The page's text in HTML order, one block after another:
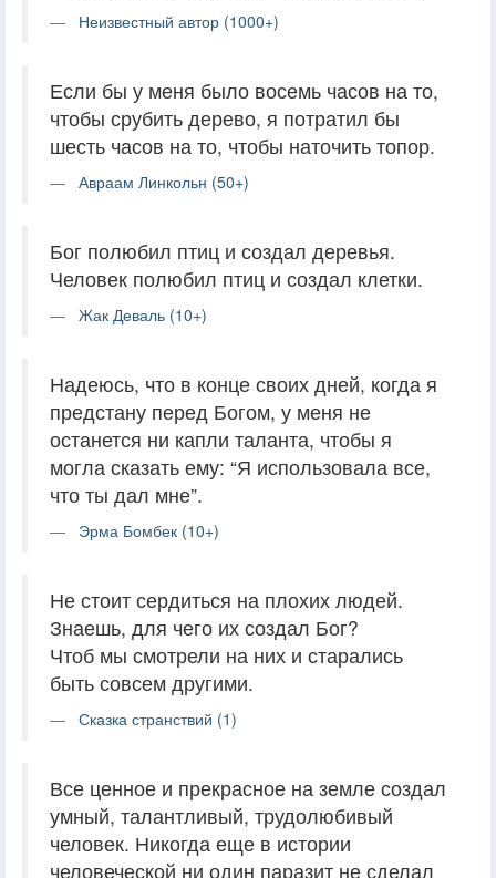
Неизвестный автор (1000+)
Если бы у меня было восемь часов на то,
чтобы срубить дерево, я потратил бы
шесть часов на то, чтобы наточить топор.
Авраам Линкольн (50+)
Бог полюбил птиц и создал деревья.
Человек полюбил птиц и создал клетки.
Жак Деваль (10+)
Надеюсь, что в конце своих дней, когда я
предстану перед Богом, у меня не
останется ни капли таланта, чтобы я
могла сказать ему: “Я использовала все,
что ты дал мне”.
Эрма Бомбек (10+)
Не стоит сердиться на плохих людей.
Знаешь, для чего их создал Бог?
Чтоб мы смотрели на них и старались
быть совсем другими.
Сказка странствий (1)
Все ценное и прекрасное на земле создал
умный, талантливый, трудолюбивый
человек. Никогда еще в истории
человеческой ни один паразит не сделал